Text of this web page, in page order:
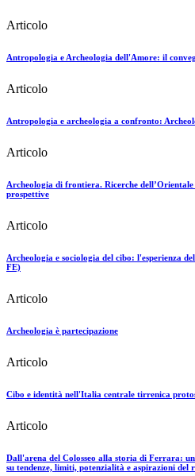
Articolo
Antropologia e Archeologia dell'Amore: il
Articolo
Antropologia e archeologia a confronto:
Articolo
Archeologia di frontiera. Ricerche
prospettive
Articolo
Archeologia e sociologia del cibo: l'esperienza
FE)
Articolo
Archeologia è partecipazione
Articolo
Cibo e identità nell'Italia centrale tirrenica
Articolo
Dall'arena del Colosseo alla storia di Ferrara:
su tendenze, limiti, potenzialità e aspirazioni del